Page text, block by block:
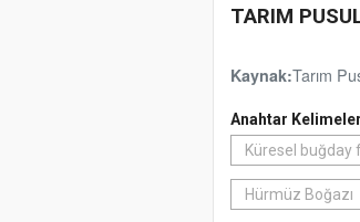
TARIM
Kaynak:Tarım
Anahtar
Küresel buğday
Hürmüz Boğazı